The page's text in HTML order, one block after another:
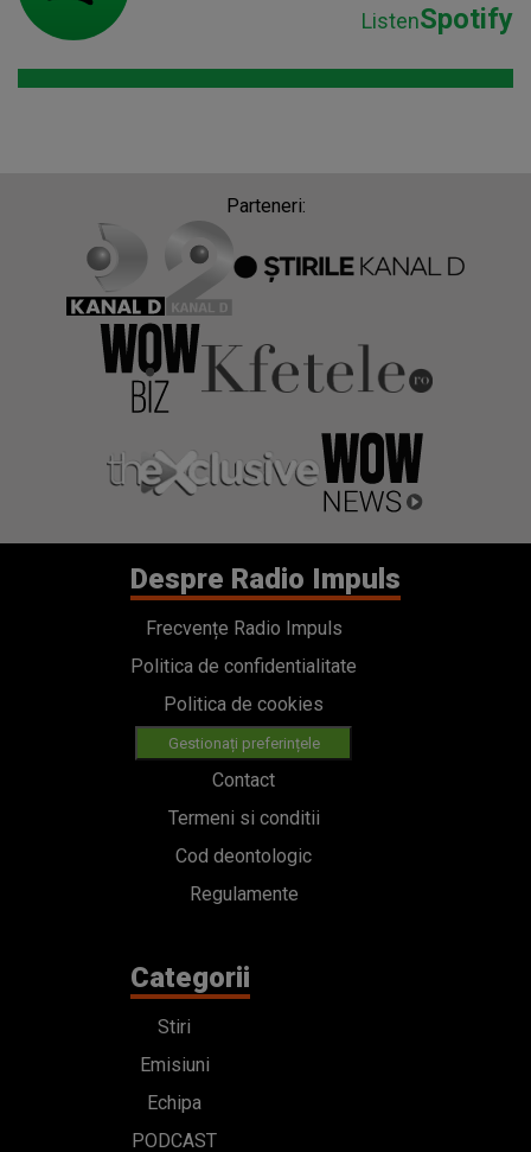
ListenSpotify
Parteneri:
Despre Radio Impuls
Frecvențe Radio Impuls
Politica de confidentialitate
Politica de cookies
Gestionați preferințele
Contact
Termeni si conditii
Cod deontologic
Regulamente
Categorii
Stiri
Emisiuni
Echipa
PODCAST